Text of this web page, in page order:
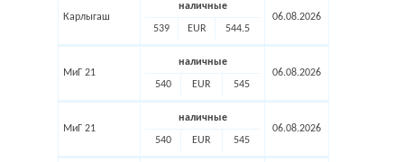
Карлыгаш
наличные
539 EUR 544.5
06.08.2026
МиГ 21
наличные
540 EUR 545
06.08.2026
МиГ 21
наличные
540 EUR 545
06.08.2026